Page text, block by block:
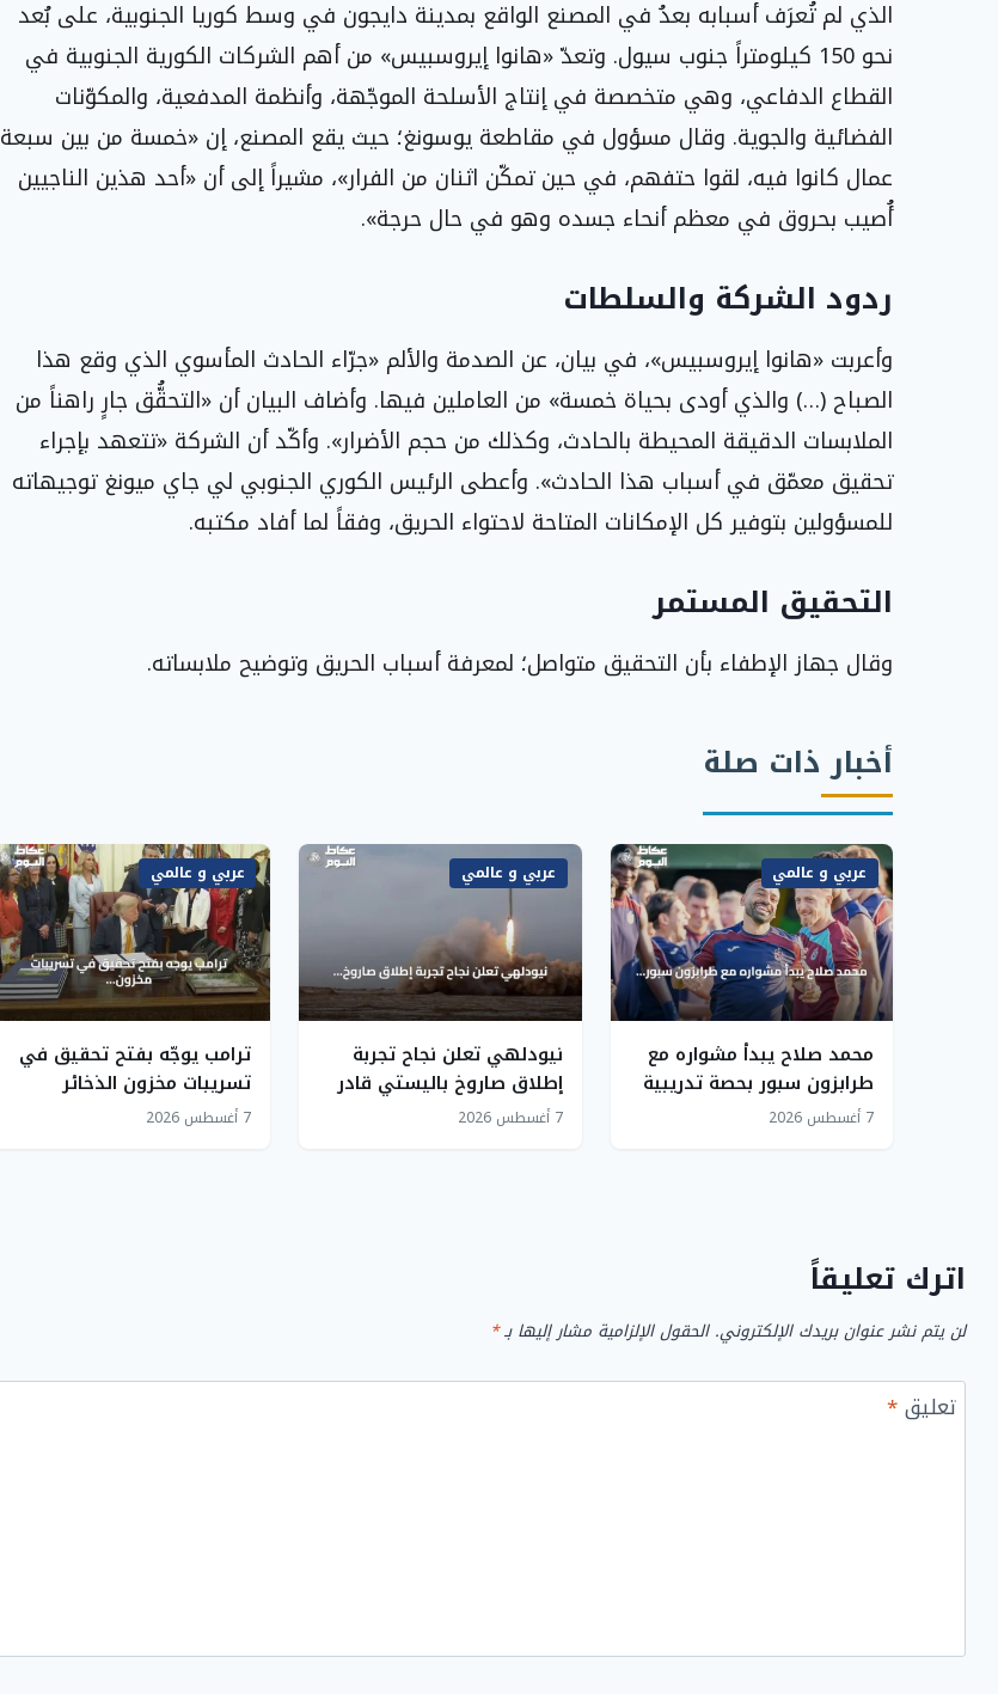
الذي لم تُعرَف أسبابه بعدُ في المصنع الواقع بمدينة دايجون في وسط كوريا الجنوبية، على بُعد
نحو 150 كيلومتراً جنوب سيول. وتعدّ «هانوا إيروسبيس» من أهم الشركات الكورية الجنوبية في
القطاع الدفاعي، وهي متخصصة في إنتاج الأسلحة الموجّهة، وأنظمة المدفعية، والمكوّنات
الفضائية والجوية. وقال مسؤول في مقاطعة يوسونغ؛ حيث يقع المصنع، إن «خمسة من بين سبعة
عمال كانوا فيه، لقوا حتفهم، في حين تمكّن اثنان من الفرار»، مشيراً إلى أن «أحد هذين الناجيين
أُصيب بحروق في معظم أنحاء جسده وهو في حال حرجة».
ردود الشركة والسلطات
وأعربت «هانوا إيروسبيس»، في بيان، عن الصدمة والألم «جرّاء الحادث المأسوي الذي وقع هذا
الصباح (…) والذي أودى بحياة خمسة» من العاملين فيها. وأضاف البيان أن «التحقُّق جارٍ راهناً من
الملابسات الدقيقة المحيطة بالحادث، وكذلك من حجم الأضرار». وأكّد أن الشركة «تتعهد بإجراء
تحقيق معمّق في أسباب هذا الحادث». وأعطى الرئيس الكوري الجنوبي لي جاي ميونغ توجيهاته
للمسؤولين بتوفير كل الإمكانات المتاحة لاحتواء الحريق، وفقاً لما أفاد مكتبه.
التحقيق المستمر
وقال جهاز الإطفاء بأن التحقيق متواصل؛ لمعرفة أسباب الحريق وتوضيح ملابساته.
أخبار ذات صلة
عربي و عالمي
محمد صلاح يبدأ مشواره مع
طرابزون سبور بحصة تدريبية
أولى
7 أغسطس 2026
عربي و عالمي
نيودلهي تعلن نجاح تجربة
إطلاق صاروخ باليستي قادر
على حمل رؤوس نووية
7 أغسطس 2026
عربي و عالمي
ترامب يوجّه بفتح تحقيق في
تسريبات مخزون الذخائر
بالبنتاغون
7 أغسطس 2026
اترك تعليقاً
لن يتم نشر عنوان بريدك الإلكتروني. الحقول الإلزامية مشار إليها بـ*
تعليق*